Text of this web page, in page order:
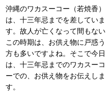
沖縄のワカスーコー（若焼香）
は、十三年忌までを差していま
す。故人が亡くなって間もない
この時期は、お供え物に戸惑う
方も多いですよね。そこで今日
は、十三年忌までのワカスーコ
ーでの、お供え物をお伝えしま
す。